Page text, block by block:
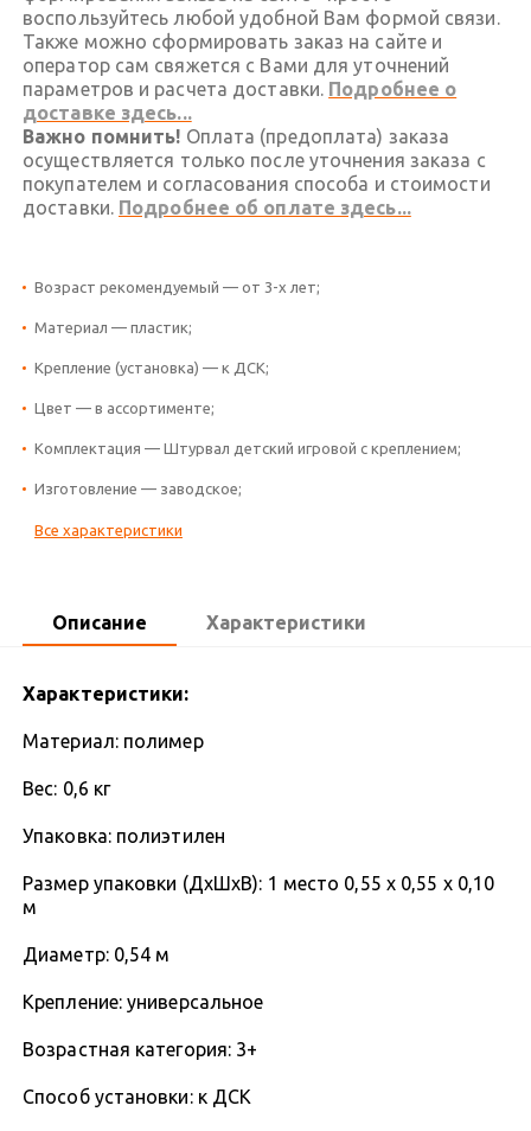
воспользуйтесь любой удобной Вам формой связи.
Также можно сформировать заказ на сайте и
оператор сам свяжется с Вами для уточнений
параметров и расчета доставки. Подробнее о
доставке здесь...
Важно помнить! Оплата (предоплата) заказа
осуществляется только после уточнения заказа с
покупателем и согласования способа и стоимости
доставки. Подробнее об оплате здесь...
Возраст рекомендуемый — от 3-х лет;
Материал — пластик;
Крепление (установка) — к ДСК;
Цвет — в ассортименте;
Комплектация — Штурвал детский игровой с креплением;
Изготовление — заводское;
Все характеристики
Описание Характеристики
Характеристики:
Материал: полимер
Вес: 0,6 кг
Упаковка: полиэтилен
Размер упаковки (ДхШхВ): 1 место 0,55 х 0,55 х 0,10
м
Диаметр: 0,54 м
Крепление: универсальное
Возрастная категория: 3+
Способ установки: к ДСК